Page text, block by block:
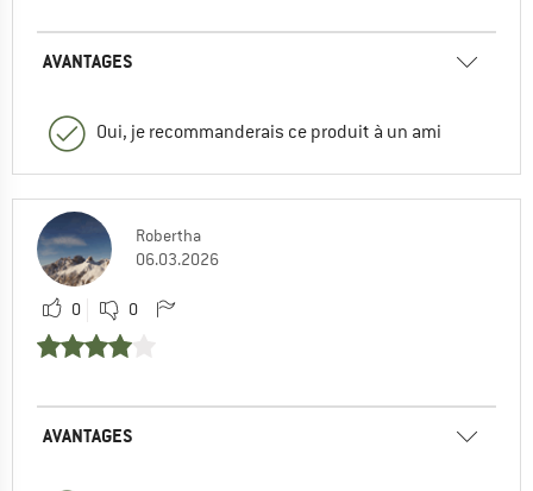
AVANTAGES
Oui, je recommanderais ce produit à un ami
Robertha
06.03.2026
0 0
AVANTAGES